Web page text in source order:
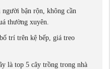
bận rộn, không cần
thường xuyên.
trí trên kệ bếp, giá treo
là top 5 cây trồng trong nhà